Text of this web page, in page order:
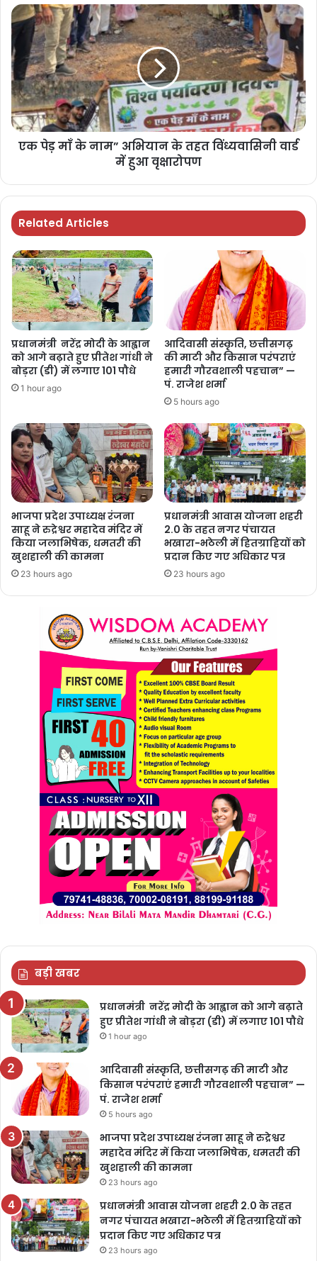
एक पेड़ माँ के नाम” अभियान के तहत विंध्यवासिनी वार्ड
में हुआ वृक्षारोपण
Related Articles
प्रधानमंत्री नरेंद्र मोदी के आह्वान
को आगे बढ़ाते हुए प्रीतेश गांधी ने
बोड़रा (डी) में लगाए 101 पौधे
1 hour ago
आदिवासी संस्कृति, छत्तीसगढ़
की माटी और किसान परंपराएं
हमारी गौरवशाली पहचान” —
पं. राजेश शर्मा
5 hours ago
भाजपा प्रदेश उपाध्यक्ष रंजना
साहू ने रुद्रेश्वर महादेव मंदिर में
किया जलाभिषेक, धमतरी की
खुशहाली की कामना
23 hours ago
प्रधानमंत्री आवास योजना शहरी
2.0 के तहत नगर पंचायत
भखारा-भठेली में हितग्राहियों को
प्रदान किए गए अधिकार पत्र
23 hours ago
बड़ी खबर
प्रधानमंत्री नरेंद्र मोदी के आह्वान को आगे बढ़ाते
हुए प्रीतेश गांधी ने बोड़रा (डी) में लगाए 101 पौधे
1 hour ago
आदिवासी संस्कृति, छत्तीसगढ़ की माटी और
किसान परंपराएं हमारी गौरवशाली पहचान” —
पं. राजेश शर्मा
5 hours ago
भाजपा प्रदेश उपाध्यक्ष रंजना साहू ने रुद्रेश्वर
महादेव मंदिर में किया जलाभिषेक, धमतरी की
खुशहाली की कामना
23 hours ago
प्रधानमंत्री आवास योजना शहरी 2.0 के तहत
नगर पंचायत भखारा-भठेली में हितग्राहियों को
प्रदान किए गए अधिकार पत्र
23 hours ago